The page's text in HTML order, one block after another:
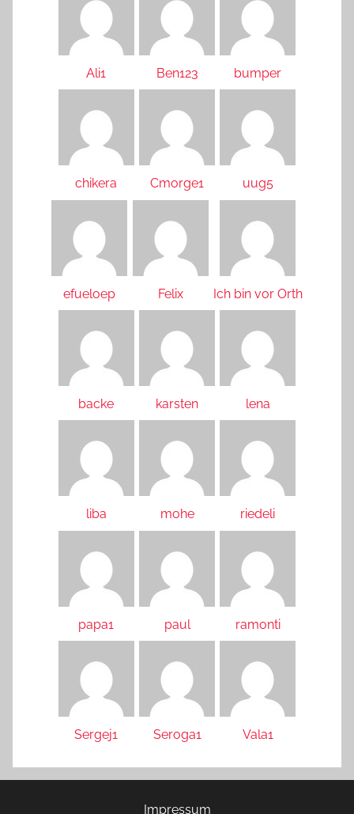
Ali1 Ben123 bumper
chikera Cmorge1 uug5
efueloep Felix Ich bin vor Orth
backe karsten lena
liba mohe riedeli
papa1 paul ramonti
Sergej1 Seroga1 Vala1
Impressum